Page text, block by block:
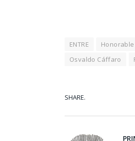
ENTRE
Osvaldo Cáffaro
SHARE.